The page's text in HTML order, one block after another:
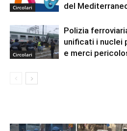
Circolari
del
Circolari
Polizia
unificati i nuclei
e merci